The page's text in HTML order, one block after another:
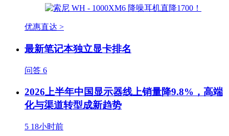
优惠直达 >
最新笔记本独立显卡排名
问答 6
2026上半年中国显示器线上销量降9.8%，高端
化与渠道转型成新趋势
5 18小时前